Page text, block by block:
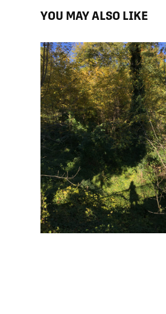
YOU MAY ALSO LIKE
ET VOIR ENFIN LES BELLES
CHOSES
À la recherche de l'autre
[ 2021 ]